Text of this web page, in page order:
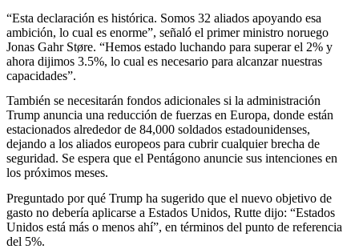
“Esta declaración es histórica. Somos 32 aliados apoyando esa
ambición, lo cual es enorme”, señaló el primer ministro noruego
Jonas Gahr Støre. “Hemos estado luchando para superar el 2% y
ahora dijimos 3.5%, lo cual es necesario para alcanzar nuestras
capacidades”.
También se necesitarán fondos adicionales si la administración
Trump anuncia una reducción de fuerzas en Europa, donde están
estacionados alrededor de 84,000 soldados estadounidenses,
dejando a los aliados europeos para cubrir cualquier brecha de
seguridad. Se espera que el Pentágono anuncie sus intenciones en
los próximos meses.
Preguntado por qué Trump ha sugerido que el nuevo objetivo de
gasto no debería aplicarse a Estados Unidos, Rutte dijo: “Estados
Unidos está más o menos ahí”, en términos del punto de referencia
del 5%.